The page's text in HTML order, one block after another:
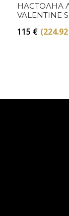
НАСТОЛНА
VALENTINE
115 €